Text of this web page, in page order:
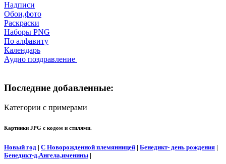
Надписи
Обои,фото
Раскраски
Наборы PNG
По алфавиту
Календарь
Аудио поздравление
Последние добавленные:
Категории с примерами
Картинки JPG с кодом и стилями.
Новый год | С Новорожденной племянницей | Бенедикт- день рождения |
Бенедикт-д.Ангела,именины |